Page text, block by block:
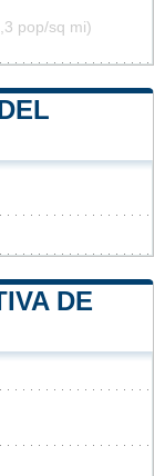
pop/sq mi)
DE